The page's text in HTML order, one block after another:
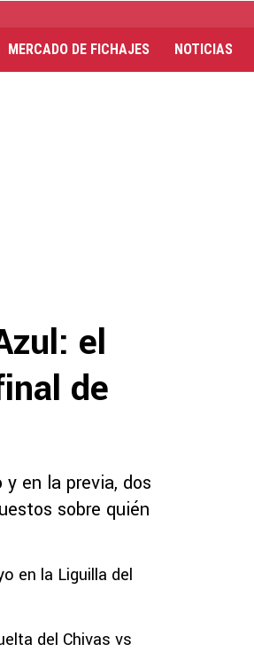
MERCADO DE FICHAJES NOTICIAS
el
de
en la previa, dos
sobre quién
en la Liguilla del
del Chivas vs